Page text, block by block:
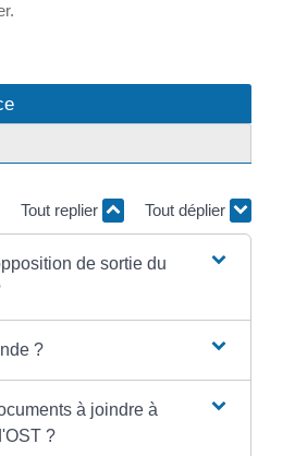
Tout replier Tout déplier
de sortie du
?
à joindre à
?